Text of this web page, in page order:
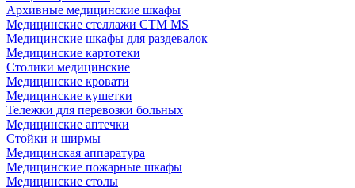
Архивные медицинские шкафы
Медицинские стеллажи CTM MS
Медицинские шкафы для раздевалок
Медицинские картотеки
Столики медицинские
Медицинские кровати
Медицинские кушетки
Тележки для перевозки больных
Медицинские аптечки
Стойки и ширмы
Медицинская аппаратура
Медицинские пожарные шкафы
Медицинские столы